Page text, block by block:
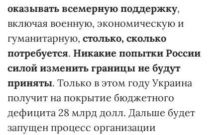
оказывать всемерную поддержку,
включая военную, экономическую и
гуманитарную, столько, сколько
потребуется. Никакие попытки России
силой изменить границы не будут
приняты. Только в этом году Украина
получит на покрытие бюджетного
дефицита 28 млрд долл. Дальше будет
запущен процесс организации